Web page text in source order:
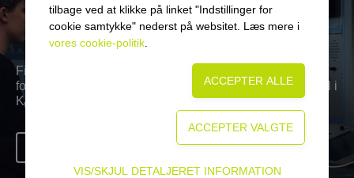
Find oplysninger om det danske luftrum, de forskellige
former for flyveledelse samt vores tårne og kontrolcentral i
Kastrup.
tilbage ved at klikke på linket "Indstillinger for
cookie samtykke" nederst på websitet. Læs mere i
vores cookie-politik
Teknisk
VIS/SKJUL DETALJERET INFORMATION